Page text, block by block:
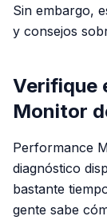
Sin embargo,
y consejos
Verifique
Monitor
Performance
diagnóstico
bastante
gente sabe